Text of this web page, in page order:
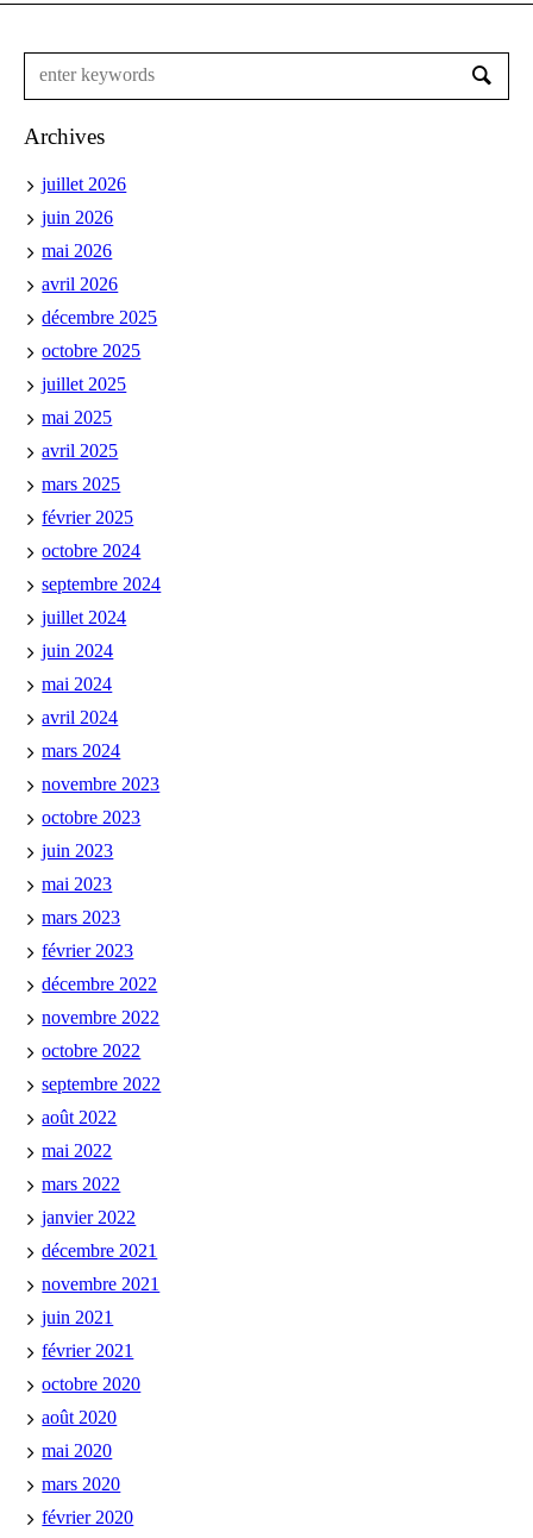
Archives
juillet 2026
juin 2026
mai 2026
avril 2026
décembre 2025
octobre 2025
juillet 2025
mai 2025
avril 2025
mars 2025
février 2025
octobre 2024
septembre 2024
juillet 2024
juin 2024
mai 2024
avril 2024
mars 2024
novembre 2023
octobre 2023
juin 2023
mai 2023
mars 2023
février 2023
décembre 2022
novembre 2022
octobre 2022
septembre 2022
août 2022
mai 2022
mars 2022
janvier 2022
décembre 2021
novembre 2021
juin 2021
février 2021
octobre 2020
août 2020
mai 2020
mars 2020
février 2020